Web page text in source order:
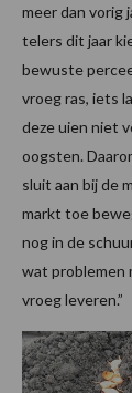
meer dan vorig
telers dit jaar
bewuste
vroeg ras, iets
deze uien niet
oogsten.
sluit aan bij de
markt toe
nog in de
wat problemen
vroeg leveren.”